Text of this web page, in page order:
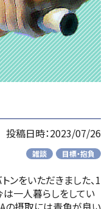
投稿日時：2023/07/26
雑談 目標・抱負
ンをいただきました、1
一人暮らしをしてい